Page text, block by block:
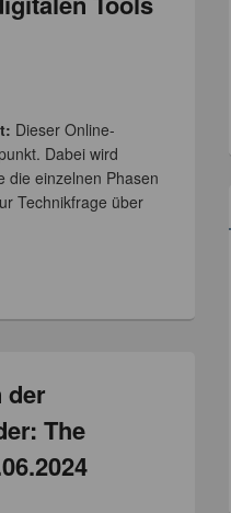
Dieser Online-
Dabei wird
die einzelnen Phasen
Technikfrage über
der
The